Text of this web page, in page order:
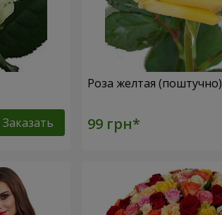
Заказать
Роза желтая (поштучно)